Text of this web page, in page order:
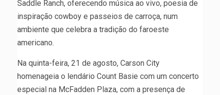
Saddle Ranch, oferecendo música ao vivo, poesia de
inspiração cowboy e passeios de carroça, num
ambiente que celebra a tradição do faroeste
americano.
Na quinta-feira, 21 de agosto, Carson City
homenageia o lendário Count Basie com um concerto
especial na McFadden Plaza, com a presença de